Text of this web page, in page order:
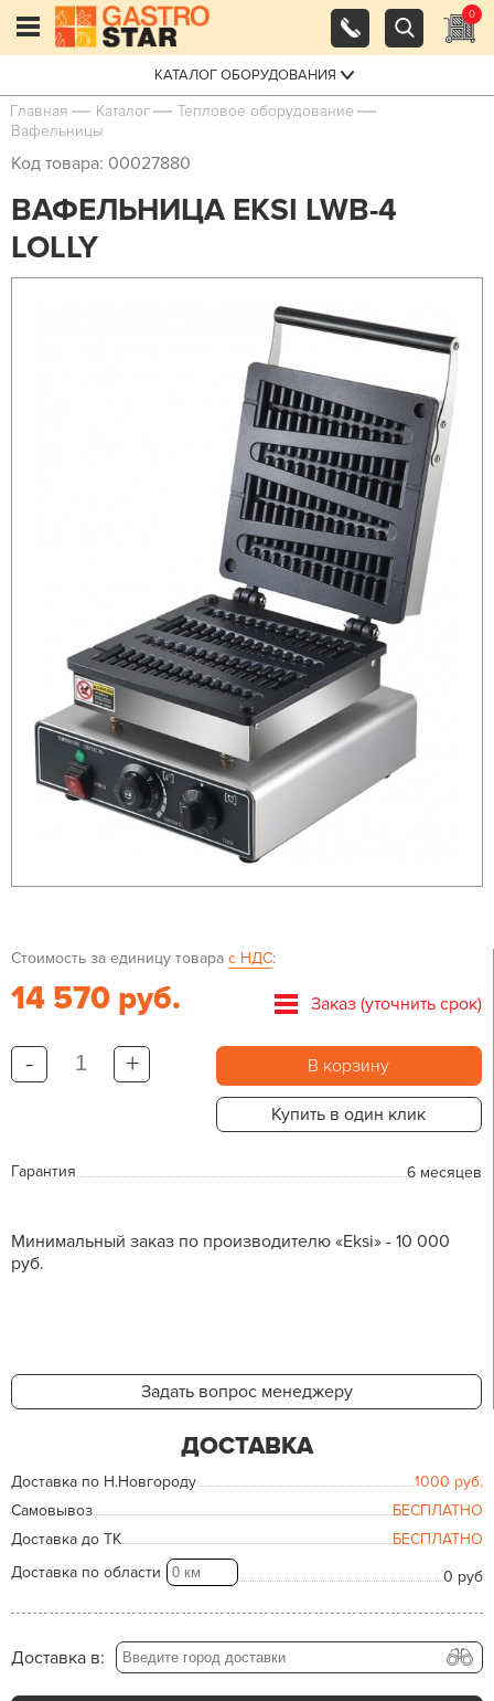
0
КАТАЛОГ ОБОРУДОВАНИЯ
Главная Каталог
Тепловое оборудование
Вафельницы
Код товара: 00027880
ВАФЕЛЬНИЦА EKSI LWB-4
LOLLY
Стоимость за единицу товара с НДС:
14 570 руб. Заказ (уточнить срок)
- + В корзину
Купить в один клик
Гарантия 6 месяцев
Минимальный заказ по производителю «Eksi» - 10 000
руб.
Задать вопрос менеджеру
ДОСТАВКА
Доставка по Н.Новгороду 1000 руб.
Самовывоз
БЕСПЛАТНО
Доставка до ТК
БЕСПЛАТНО
Доставка по области
0 руб
Доставка в: